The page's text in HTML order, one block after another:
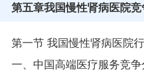
第五章我国慢性肾病医院
第一节 我国慢性肾病医院
一、中国高端医疗服务竞